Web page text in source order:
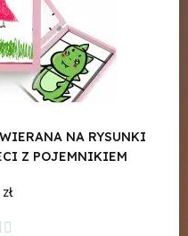
NA RYSUNKI
Z POJEMNIKIEM
